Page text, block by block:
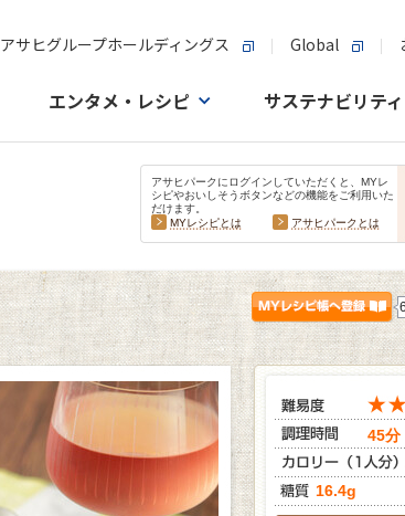
アサヒグループホールディングス Global
エンタメ・レシピ サステナビリティ
アサヒパークにログインしていただくと、MYレ
シピやおいしそうボタンなどの機能をご利用いた
だけます。
MYレシピとは
アサヒパークとは
45分
16.4g